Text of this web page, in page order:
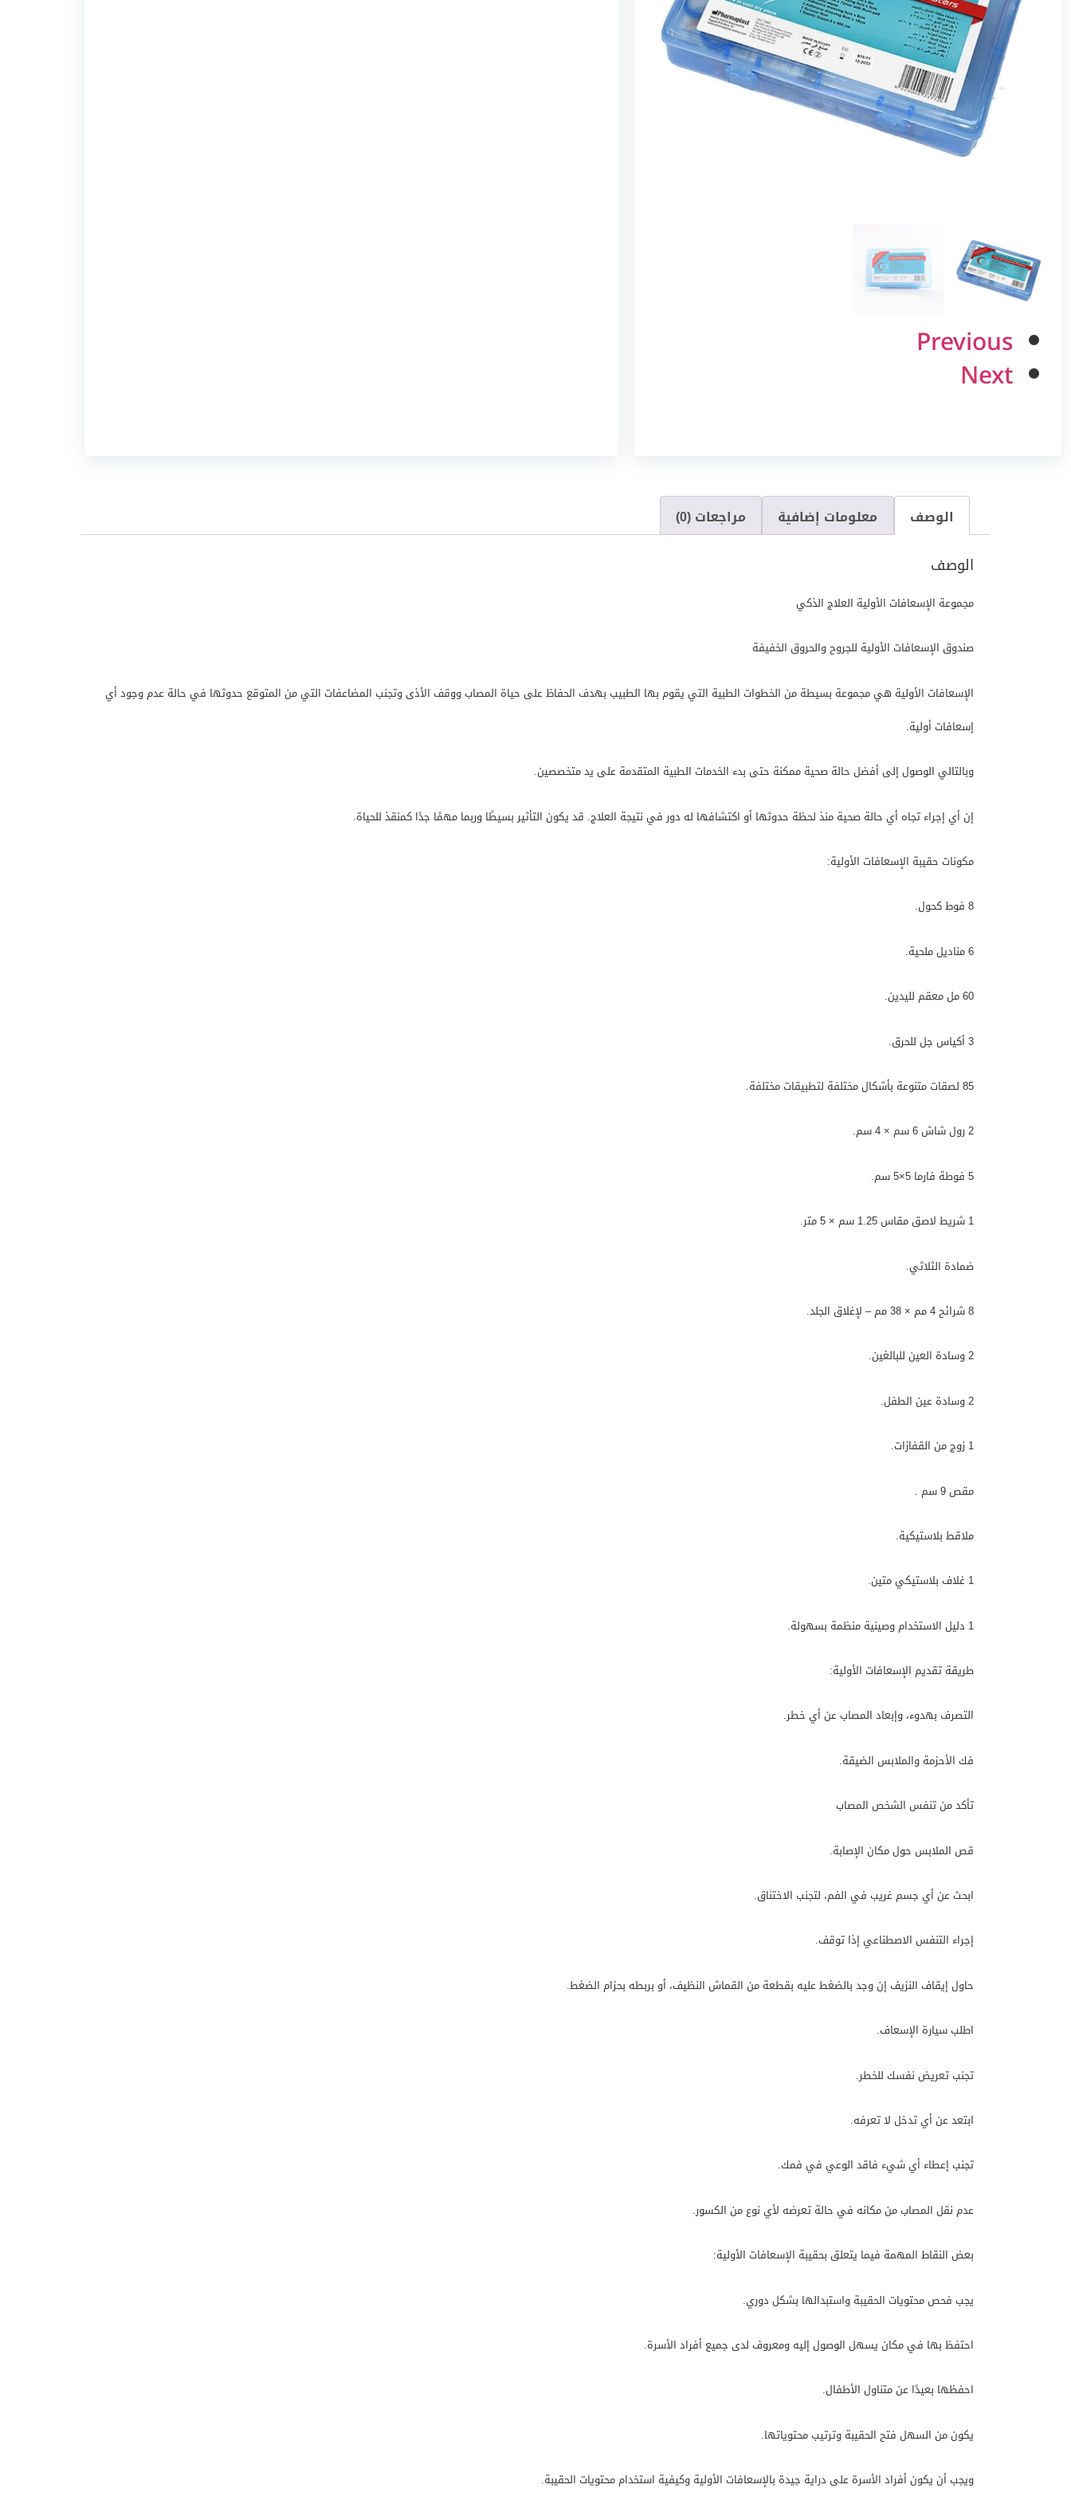
Previous
Next
الوصف معلومات إضافية مراجعات (0)
الوصف
مجموعة الإسعافات الأولية العلاج الذكي
صندوق الإسعافات الأولية للجروح والحروق الخفيفة
الإسعافات الأولية هي مجموعة بسيطة من الخطوات الطبية التي يقوم بها الطبيب بهدف الحفاظ على حياة المصاب ووقف الأذى وتجنب المضاعفات التي من المتوقع حدوثها في حالة عدم وجود أي
إسعافات أولية.
وبالتالي الوصول إلى أفضل حالة صحية ممكنة حتى بدء الخدمات الطبية المتقدمة على يد متخصصين.
إن أي إجراء تجاه أي حالة صحية منذ لحظة حدوثها أو اكتشافها له دور في نتيجة العلاج. قد يكون التأثير بسيطًا وربما مهمًا جدًا كمنقذ للحياة.
مكونات حقيبة الإسعافات الأولية:
8 فوط كحول.
6 مناديل ملحية.
60 مل معقم لليدين.
3 أكياس جل للحرق.
85 لصقات متنوعة بأشكال مختلفة لتطبيقات مختلفة.
2 رول شاش 6 سم × 4 سم.
5 فوطة فارما 5×5 سم.
1 شريط لاصق مقاس 1.25 سم × 5 متر.
ضمادة الثلاثي.
8 شرائح 4 مم × 38 مم – لإغلاق الجلد.
2 وسادة العين للبالغين.
2 وسادة عين الطفل.
1 زوج من القفازات.
مقص 9 سم .
ملاقط بلاستيكية.
1 غلاف بلاستيكي متين.
1 دليل الاستخدام وصينية منظمة بسهولة.
طريقة تقديم الإسعافات الأولية:
التصرف بهدوء، وإبعاد المصاب عن أي خطر.
فك الأحزمة والملابس الضيقة.
تأكد من تنفس الشخص المصاب
قص الملابس حول مكان الإصابة.
ابحث عن أي جسم غريب في الفم، لتجنب الاختناق.
إجراء التنفس الاصطناعي إذا توقف.
حاول إيقاف النزيف إن وجد بالضغط عليه بقطعة من القماش النظيف، أو بربطه بحزام الضغط.
اطلب سيارة الإسعاف.
تجنب تعريض نفسك للخطر.
ابتعد عن أي تدخل لا تعرفه.
تجنب إعطاء أي شيء فاقد الوعي في فمك.
عدم نقل المصاب من مكانه في حالة تعرضه لأي نوع من الكسور.
بعض النقاط المهمة فيما يتعلق بحقيبة الإسعافات الأولية:
يجب فحص محتويات الحقيبة واستبدالها بشكل دوري.
احتفظ بها في مكان يسهل الوصول إليه ومعروف لدى جميع أفراد الأسرة.
احفظها بعيدًا عن متناول الأطفال.
يكون من السهل فتح الحقيبة وترتيب محتوياتها.
ويجب أن يكون أفراد الأسرة على دراية جيدة بالإسعافات الأولية وكيفية استخدام محتويات الحقيبة.